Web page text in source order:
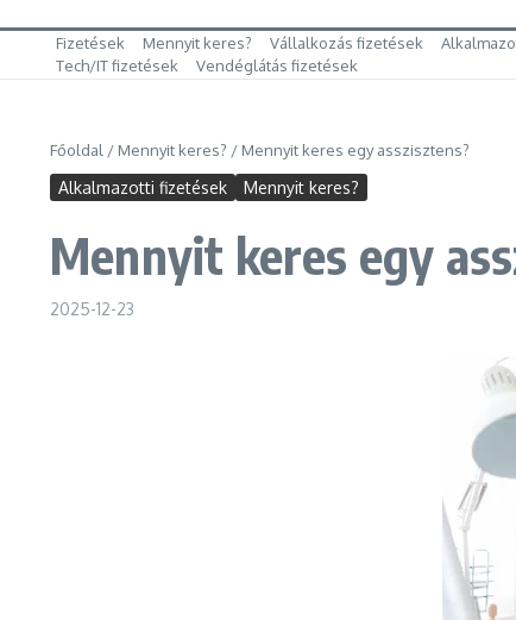
Fizetések Mennyit keres? Vállalkozás fizetések
Tech/IT fizetések
Vendéglátás fizetések
Főoldal / Mennyit keres? / Mennyit keres egy asszisztens?
Alkalmazotti fizetések Mennyit keres?
Mennyit keres egy
2025-12-23